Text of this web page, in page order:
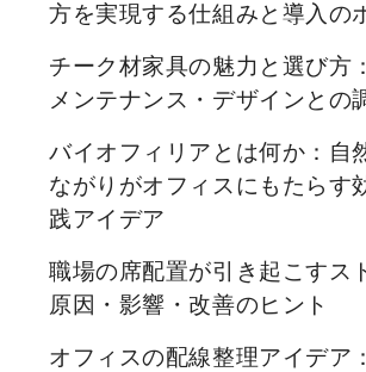
方を実現する仕組みと導入の
チーク材家具の魅力と選び方
メンテナンス・デザインとの
バイオフィリアとは何か：自
ながりがオフィスにもたらす
践アイデア
職場の席配置が引き起こすス
原因・影響・改善のヒント
オフィスの配線整理アイデア